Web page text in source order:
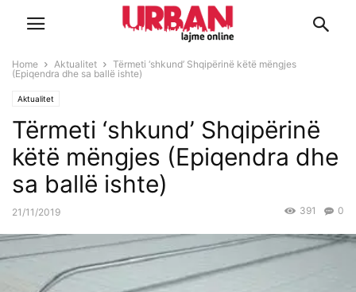
Home Aktualitet
Tërmeti ‘shkund’ Shqipërinë këtë mëngjes
(Epiqendra dhe sa ballë ishte)
Aktualitet
Tërmeti ‘shkund’ Shqipërinë
këtë mëngjes (Epiqendra dhe
sa ballë ishte)
21/11/2019 0
391